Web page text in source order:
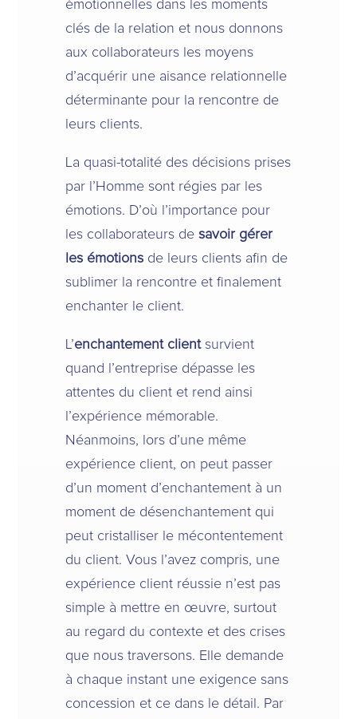
émotionnelles dans les moments
clés de la relation et nous donnons
aux collaborateurs les moyens
d’acquérir une aisance relationnelle
déterminante pour la rencontre de
leurs clients.
La quasi-totalité des décisions prises
par l’Homme sont régies par les
émotions. D’où l’importance pour
les collaborateurs desavoir gérer
les émotions de leurs clients afin de
sublimer la rencontre et finalement
enchanter le client.
L’enchantement clientsurvient
quand l’entreprise dépasse les
attentes du client et rend ainsi
l’expérience mémorable.
Néanmoins, lors d’une même
expérience client, on peut passer
d’un moment d’enchantement à un
moment de désenchantement qui
peut cristalliser le mécontentement
du client. Vous l’avez compris, une
expérience client réussie n’est pas
simple à mettre en œuvre, surtout
au regard du contexte et des crises
que nous traversons. Elle demande
à chaque instant une exigence sans
concession et ce dans le détail. Par